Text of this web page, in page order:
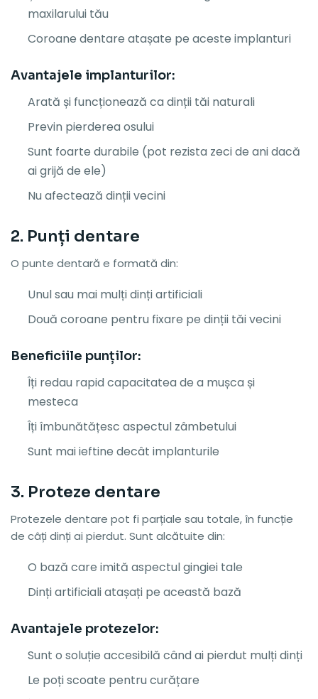
maxilarului tău
Coroane dentare atașate pe aceste implanturi
Avantajele implanturilor:
Arată și funcționează ca dinții tăi naturali
Previn pierderea osului
Sunt foarte durabile (pot rezista zeci de ani dacă
ai grijă de ele)
Nu afectează dinții vecini
2. Punți dentare
O punte dentară e formată din:
Unul sau mai mulți dinți artificiali
Două coroane pentru fixare pe dinții tăi vecini
Beneficiile punților:
Îți redau rapid capacitatea de a mușca și
mesteca
Îți îmbunătățesc aspectul zâmbetului
Sunt mai ieftine decât implanturile
3. Proteze dentare
Protezele dentare pot fi parțiale sau totale, în funcție
de câți dinți ai pierdut. Sunt alcătuite din:
O bază care imită aspectul gingiei tale
Dinți artificiali atașați pe această bază
Avantajele protezelor:
Sunt o soluție accesibilă când ai pierdut mulți dinți
Le poți scoate pentru curățare